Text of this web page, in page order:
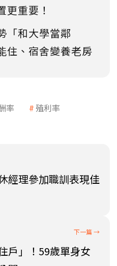
更重要！
「和大學當鄰
住、宿舍變養老房
率
殖利率
經理參加職訓表現佳
戶」！59歲單身女